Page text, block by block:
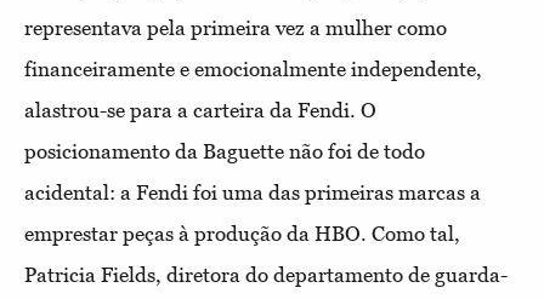
representava pela primeira vez a mulher como
financeiramente e emocionalmente independente,
alastrou-se para a carteira da Fendi. O
posicionamento da Baguette não foi de todo
acidental: a Fendi foi uma das primeiras marcas a
emprestar peças à produção da HBO. Como tal,
Patricia Fields, diretora do departamento de guarda-